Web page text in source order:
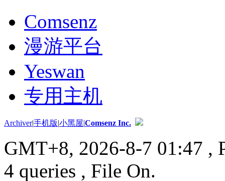
Comsenz
漫游平台
Yeswan
专用主机
Archiver|手机版|小黑屋|Comsenz Inc.
GMT+8, 2026-8-7 01:47 ,
4 queries , File On.